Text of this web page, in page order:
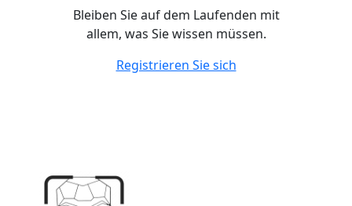
Bleiben Sie auf dem Laufenden mit
allem, was Sie wissen müssen.
Registrieren Sie sich